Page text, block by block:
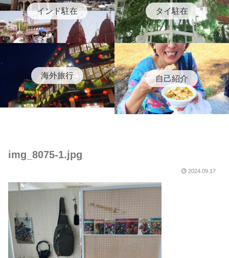
インド駐在 タイ駐在
海外旅行 自己紹介
img_8075-1.jpg
2024.09.17